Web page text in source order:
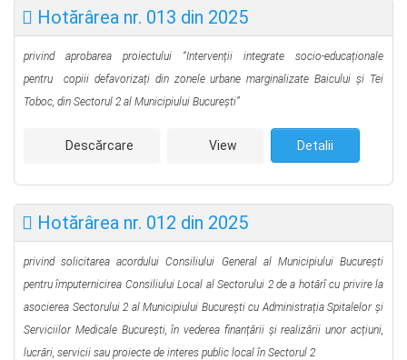
Hotărârea nr. 013 din 2025
privind aprobarea proiectului “Intervenții integrate socio-educaționale
pentru copiii defavorizați din zonele urbane marginalizate Baicului și Tei
Toboc, din Sectorul 2 al Municipiului București”
Descărcare View Detalii
Hotărârea nr. 012 din 2025
privind solicitarea acordului Consiliului General al Municipiului București
pentru împuternicirea Consiliului Local al Sectorului 2 de a hotărî cu privire la
asocierea Sectorului 2 al Municipiului București cu Administrația Spitalelor și
Serviciilor Medicale București, în vederea finanțării și realizării unor acțiuni,
lucrări, servicii sau proiecte de interes public local în Sectorul 2